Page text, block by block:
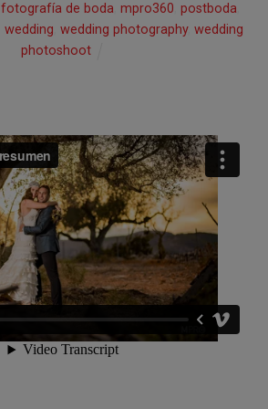
fotografía de boda mpro360 postboda
wedding wedding photography, wedding
photoshoot